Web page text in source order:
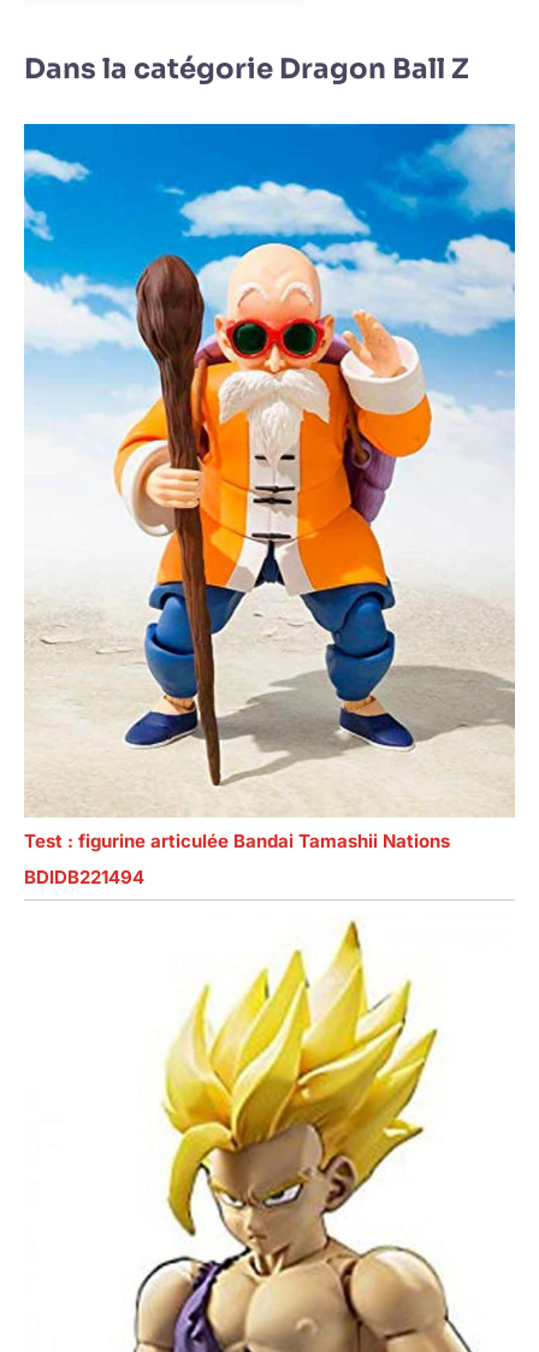
Dans la catégorie Dragon Ball Z
Test : figurine articulée Bandai Tamashii Nations
BDIDB221494